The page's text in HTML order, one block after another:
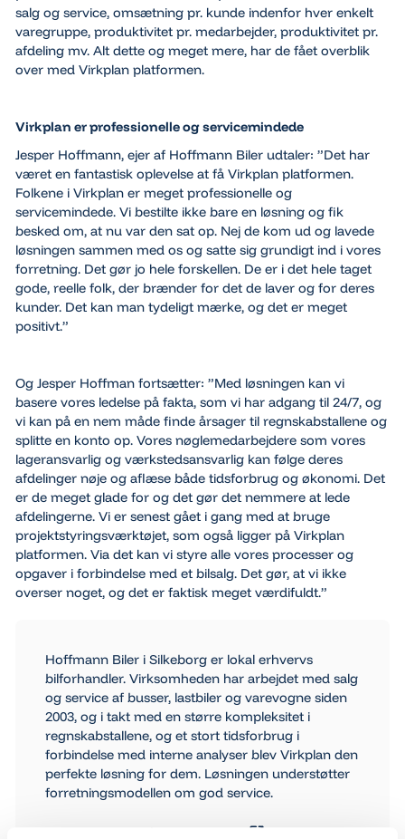
salg og service, omsætning pr. kunde indenfor hver enkelt
varegruppe, produktivitet pr. medarbejder, produktivitet pr.
afdeling mv. Alt dette og meget mere, har de fået overblik
over med Virkplan platformen.
Virkplan er professionelle og servicemindede
Jesper Hoffmann, ejer af Hoffmann Biler udtaler:”Det har
været en fantastisk oplevelse at få Virkplan platformen.
Folkene i Virkplan er meget professionelle og
servicemindede. Vi bestilte ikke bare en løsning og fik
besked om, at nu var den sat op. Nej de kom ud og lavede
løsningen sammen med os og satte sig grundigt ind i vores
forretning. Det gør jo hele forskellen. De er i det hele taget
gode, reelle folk, der brænder for det de laver og for deres
kunder. Det kan man tydeligt mærke, og det er meget
positivt.”
Og Jesper Hoffman fortsætter:”Med løsningen kan vi
basere vores ledelse på fakta, som vi har adgang til 24/7, og
vi kan på en nem måde finde årsager til regnskabstallene og
splitte en konto op. Vores nøglemedarbejdere som vores
lageransvarlig og værkstedsansvarlig kan følge deres
afdelinger nøje og aflæse både tidsforbrug og økonomi. Det
er de meget glade for og det gør det nemmere at lede
afdelingerne. Vi er senest gået i gang med at bruge
projektstyringsværktøjet, som også ligger på Virkplan
platformen. Via det kan vi styre alle vores processer og
opgaver i forbindelse med et bilsalg. Det gør, at vi ikke
overser noget, og det er faktisk meget værdifuldt.”
Hoffmann Biler i Silkeborg er lokal erhvervs
bilforhandler. Virksomheden har arbejdet med salg
og service af busser, lastbiler og varevogne siden
2003, og i takt med en større kompleksitet i
regnskabstallene, og et stort tidsforbrug i
forbindelse med interne analyser blev Virkplan den
perfekte løsning for dem. Løsningen understøtter
forretningsmodellen om god service.